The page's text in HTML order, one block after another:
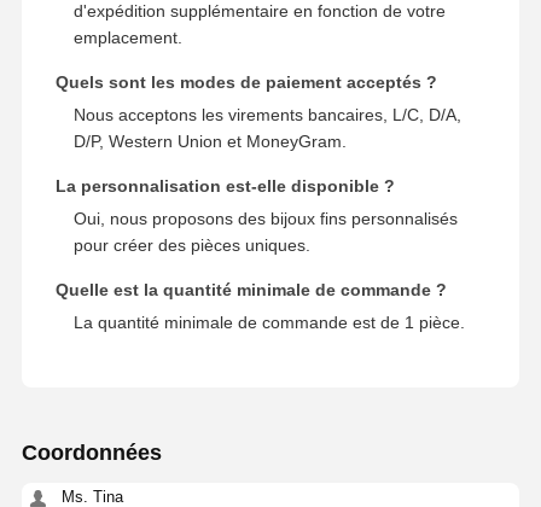
d'expédition supplémentaire en fonction de votre
emplacement.
Quels sont les modes de paiement acceptés ?
Nous acceptons les virements bancaires, L/C, D/A,
D/P, Western Union et MoneyGram.
La personnalisation est-elle disponible ?
Oui, nous proposons des bijoux fins personnalisés
pour créer des pièces uniques.
Quelle est la quantité minimale de commande ?
La quantité minimale de commande est de 1 pièce.
Coordonnées
Ms. Tina